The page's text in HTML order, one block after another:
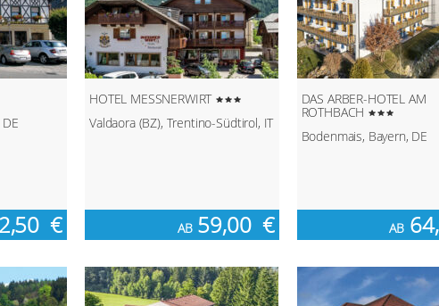
€
HOTEL MESSNERWIRT
Valdaora (BZ), Trentino-Südtirol, IT
AB59,00 €
DAS ARBER-HOTEL AM
ROTHBACH
Bodenmais, Bayern, DE
AB